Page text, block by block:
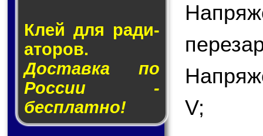
Клей для ра­ди­
а­то­ров.
Доставка по
России -
бесплатно!
V;